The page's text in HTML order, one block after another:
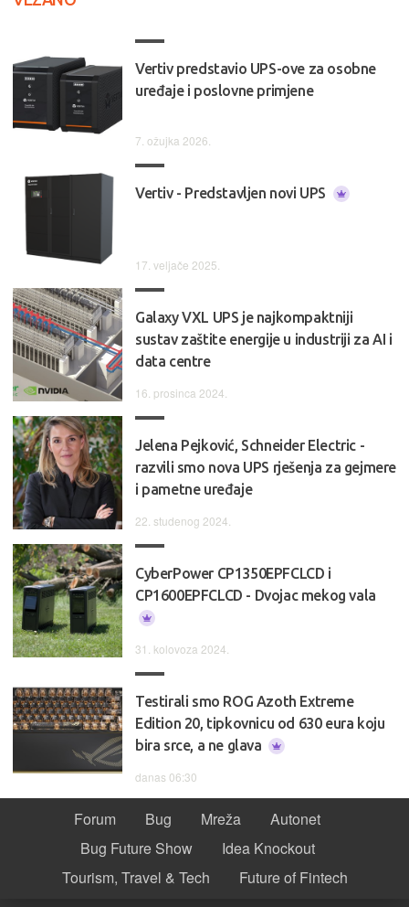
Vertiv predstavio UPS-ove za osobne
uređaje i poslovne primjene
7. ožujka 2026.
Vertiv - Predstavljen novi UPS
17. veljače 2025.
Galaxy VXL UPS je najkompaktniji
sustav zaštite energije u industriji za AI i
data centre
16. prosinca 2024.
Jelena Pejković, Schneider Electric -
razvili smo nova UPS rješenja za gejmere
i pametne uređaje
22. studenog 2024.
CyberPower CP1350EPFCLCD i
CP1600EPFCLCD - Dvojac mekog vala
31. kolovoza 2024.
Testirali smo ROG Azoth Extreme
Edition 20, tipkovnicu od 630 eura koju
bira srce, a ne glava
danas 06:30
Forum Bug Mreža
Autonet
Bug Future Show
Idea Knockout
Tourism, Travel & Tech
Future of Fintech